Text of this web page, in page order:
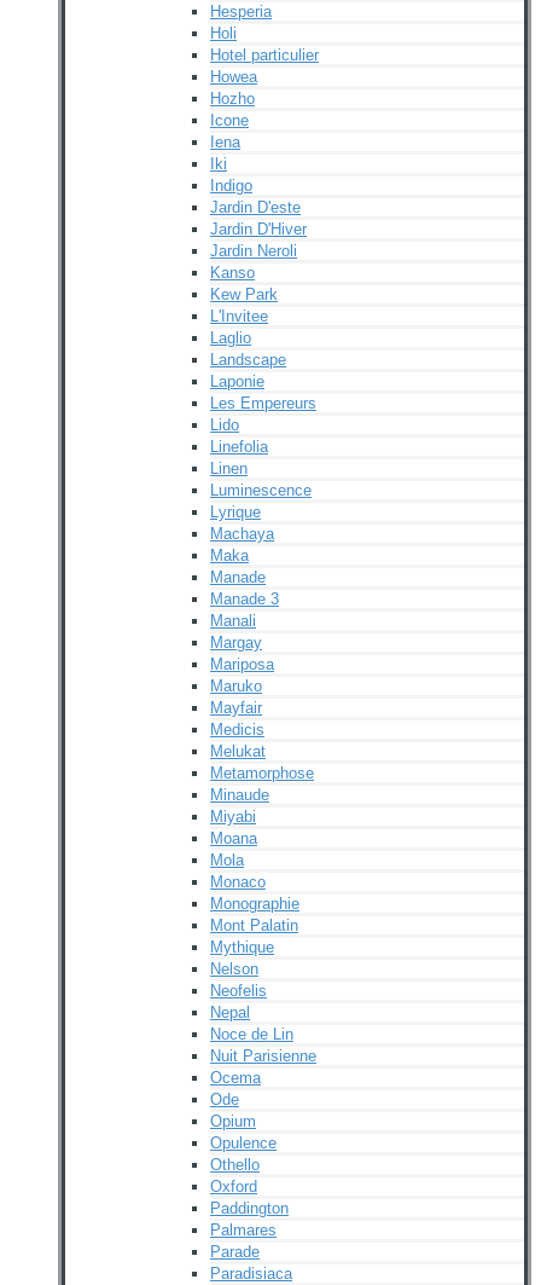
Hesperia
Holi
Hotel particulier
Howea
Hozho
Icone
Iena
Iki
Indigo
Jardin D'este
Jardin D'Hiver
Jardin Neroli
Kanso
Kew Park
L'Invitee
Laglio
Landscape
Laponie
Les Empereurs
Lido
Linefolia
Linen
Luminescence
Lyrique
Machaya
Maka
Manade
Manade 3
Manali
Margay
Mariposa
Maruko
Mayfair
Medicis
Melukat
Metamorphose
Minaude
Miyabi
Moana
Mola
Monaco
Monographie
Mont Palatin
Mythique
Nelson
Neofelis
Nepal
Noce de Lin
Nuit Parisienne
Ocema
Ode
Opium
Opulence
Othello
Oxford
Paddington
Palmares
Parade
Paradisiaca